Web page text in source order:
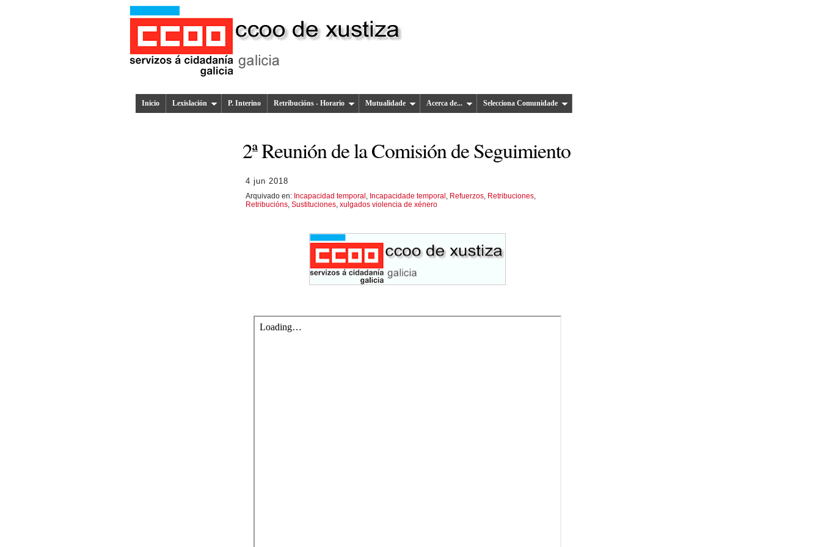
Inicio Lexislación P. Interino Retribucións - Horario Mutualidade Acerca de... Selecciona Comunidade
2ª Reunión de la Comisión de Seguimiento
4 jun 2018
Arquivado en: Incapacidad temporal Incapacidade temporal Refuerzos Retribuciones
Retribucións Sustituciones xulgados violencia de xénero